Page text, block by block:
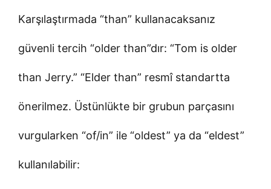
Karşılaştırmada “than” kullanacaksanız
güvenli tercih “older than”dır: “Tom is older
than Jerry.” “Elder than” resmî standartta
önerilmez. Üstünlükte bir grubun parçasını
vurgularken “of/in” ile “oldest” ya da “eldest”
kullanılabilir: